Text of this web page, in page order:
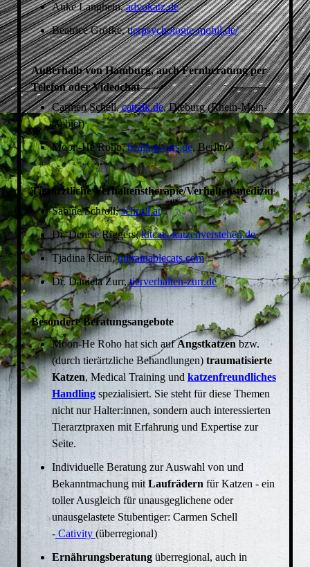
Anke Langhein,advokatz.de
Beatrice Gröfke, tierpsychologie-mobil.de/
Außerhalb von Hamburg, auch Fernberatung per
Telefon oder Videochat
Carmen Schell,cattalk.de, Dieburg (Rhein-Main-
Gebiet)
Moon-He Roho,healing-cats.de, Berlin:
Tierärztliche Verhaltenstherapie/Verhaltensmedizin
Sabine Schroll,schroll.at
Dr. Denise Riggers,kitcats-katzenverstehen.de
Tjadina Klein,untrainablecats.com
Dr. Daniela Zurr,tierverhalten-zurr.de
Besondere Beratungsangebote
Moon-He Roho hat sich aufAngstkatzen bzw.
(durch tierärtzliche Behandlungen) traumatisierte
Katzen, Medical Training und katzenfreundliches
Handlingspezialisiert. Sie steht für diese Themen
nicht nur Halter:innen, sondern auch interessierten
Tierarztpraxen mit Erfahrung und Expertise zur
Seite.
Individuelle Beratung zur Auswahl von und
Bekanntmachung mit Laufrädern für Katzen - ein
toller Ausgleich für unausgeglichene oder
unausgelastete Stubentiger: Carmen Schell
-Cativity (überregional)
Ernährungsberatungüberregional, auch in